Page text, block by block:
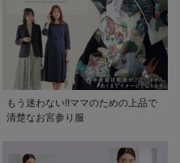
もう迷わない!!ママのための上品で
清楚なお宮参り服